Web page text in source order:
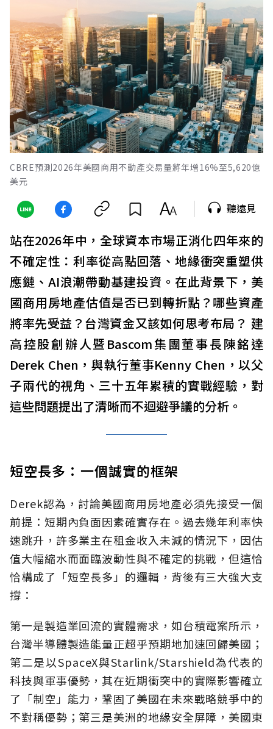
CBRE預測2026年美國商用不動產交易量將年增16%至5,620億
美元
聽遠見
站在2026年中，全球資本市場正消化四年來的
不確定性：利率從高點回落、地緣衝突重塑供
應鏈、AI浪潮帶動基建投資。在此背景下，美
國商用房地產估值是否已到轉折點？哪些資產
將率先受益？台灣資金又該如何思考布局？ 建
高控股創辦人暨Bascom集團董事長陳銘達
Derek Chen，與執行董事Kenny Chen，以父
子兩代的視角、三十五年累積的實戰經驗，對
這些問題提出了清晰而不迴避爭議的分析。
短空長多：一個誠實的框架
Derek認為，討論美國商用房地產必須先接受一個
前提：短期內負面因素確實存在。過去幾年利率快
速跳升，許多業主在租金收入未減的情況下，因估
值大幅縮水而面臨波動性與不確定的挑戰，但這恰
恰構成了「短空長多」的邏輯，背後有三大強大支
撐：
第一是製造業回流的實體需求，如台積電案所示，
台灣半導體製造能量正超乎預期地加速回歸美國；
第二是以SpaceX與Starlink/Starshield為代表的
科技與軍事優勢，其在近期衝突中的實際影響確立
了「制空」能力，鞏固了美國在未來戰略競爭中的
不對稱優勢；第三是美洲的地緣安全屏障，美國東